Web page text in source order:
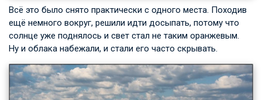
Всё это было снято практически с одного места. Походив
ещё немного вокруг, решили идти досыпать, потому что
солнце уже поднялось и свет стал не таким оранжевым.
Ну и облака набежали, и стали его часто скрывать.